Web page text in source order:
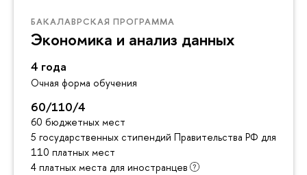
БАКАЛАВРСКАЯ ПРОГРАММА
Экономика и анализ данных
4 года
Очная форма обучения
60/110/4
60 бюджетных мест
5 государственных стипендий Правительства РФ для
110 платных мест
4 платных места для иностранцев